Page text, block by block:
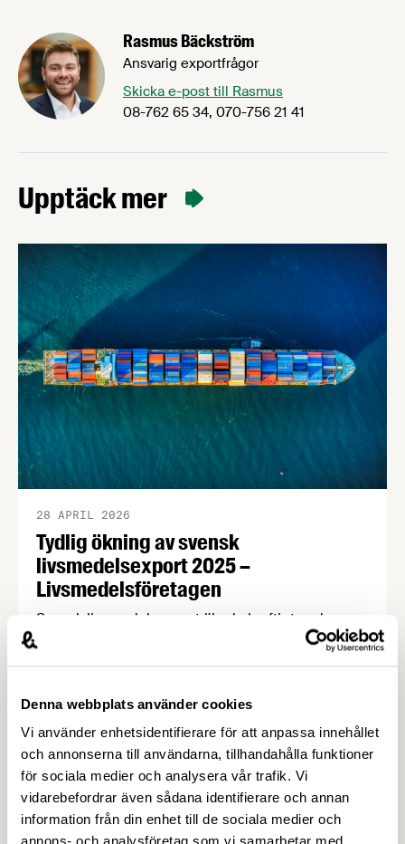
Denna webbplats använder cookies
Vi använder enhetsidentifierare för att anpassa innehållet
och annonserna till användarna, tillhandahålla funktioner
för sociala medier och analysera vår trafik. Vi
vidarebefordrar även sådana identifierare och annan
information från din enhet till de sociala medier och
Rasmus Bäckström
Ansvarig exportfrågor
Skicka e-post till Rasmus
08-762 65 34, 070-756 21 41
Upptäck mer
Tydlig ökning av svensk
livsmedelsexport 2025 –
Livsmedelsföretagen
28 APRIL 2026
Svensk livsmedelsexport ökade kraftigt under
2025. Enligt ny statistik från Jordbruksverket
uppgick exporten till 93 miljarder kronor, vilket
12 procent jämfört med året innan. Samtidigt ökar
handelsunderskottet, vilket tyder på att
exportpotentialen inte tillvaratas fullt ut.